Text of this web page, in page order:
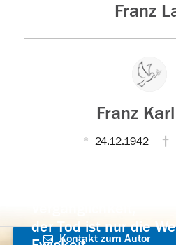
Franz
Franz
24.12.1942
der Tod ist nur die
Kontakt zum Autor